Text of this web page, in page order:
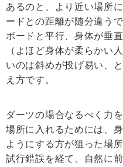
あるのと、より近い場所
ードとの距離が随分違う
ボードと平行、身体が垂
（よほど身体が柔らかい
いのは斜めが投げ易い、
え方です。
ダーツの場合なるべく力
場所に入れるためには、
ようにする方が狙った場
試行錯誤を経て、自然に